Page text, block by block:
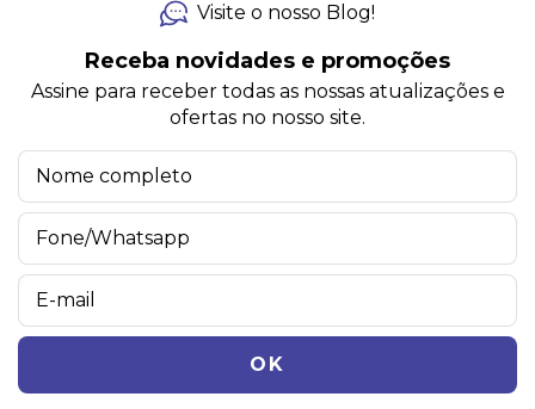
Visite o nosso Blog!
Receba novidades e promoções
Assine para receber todas as nossas atualizações e
ofertas no nosso site.